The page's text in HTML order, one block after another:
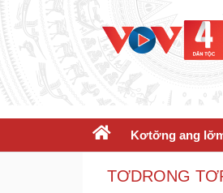
Kơtơ̆ng ang
TƠDRONG